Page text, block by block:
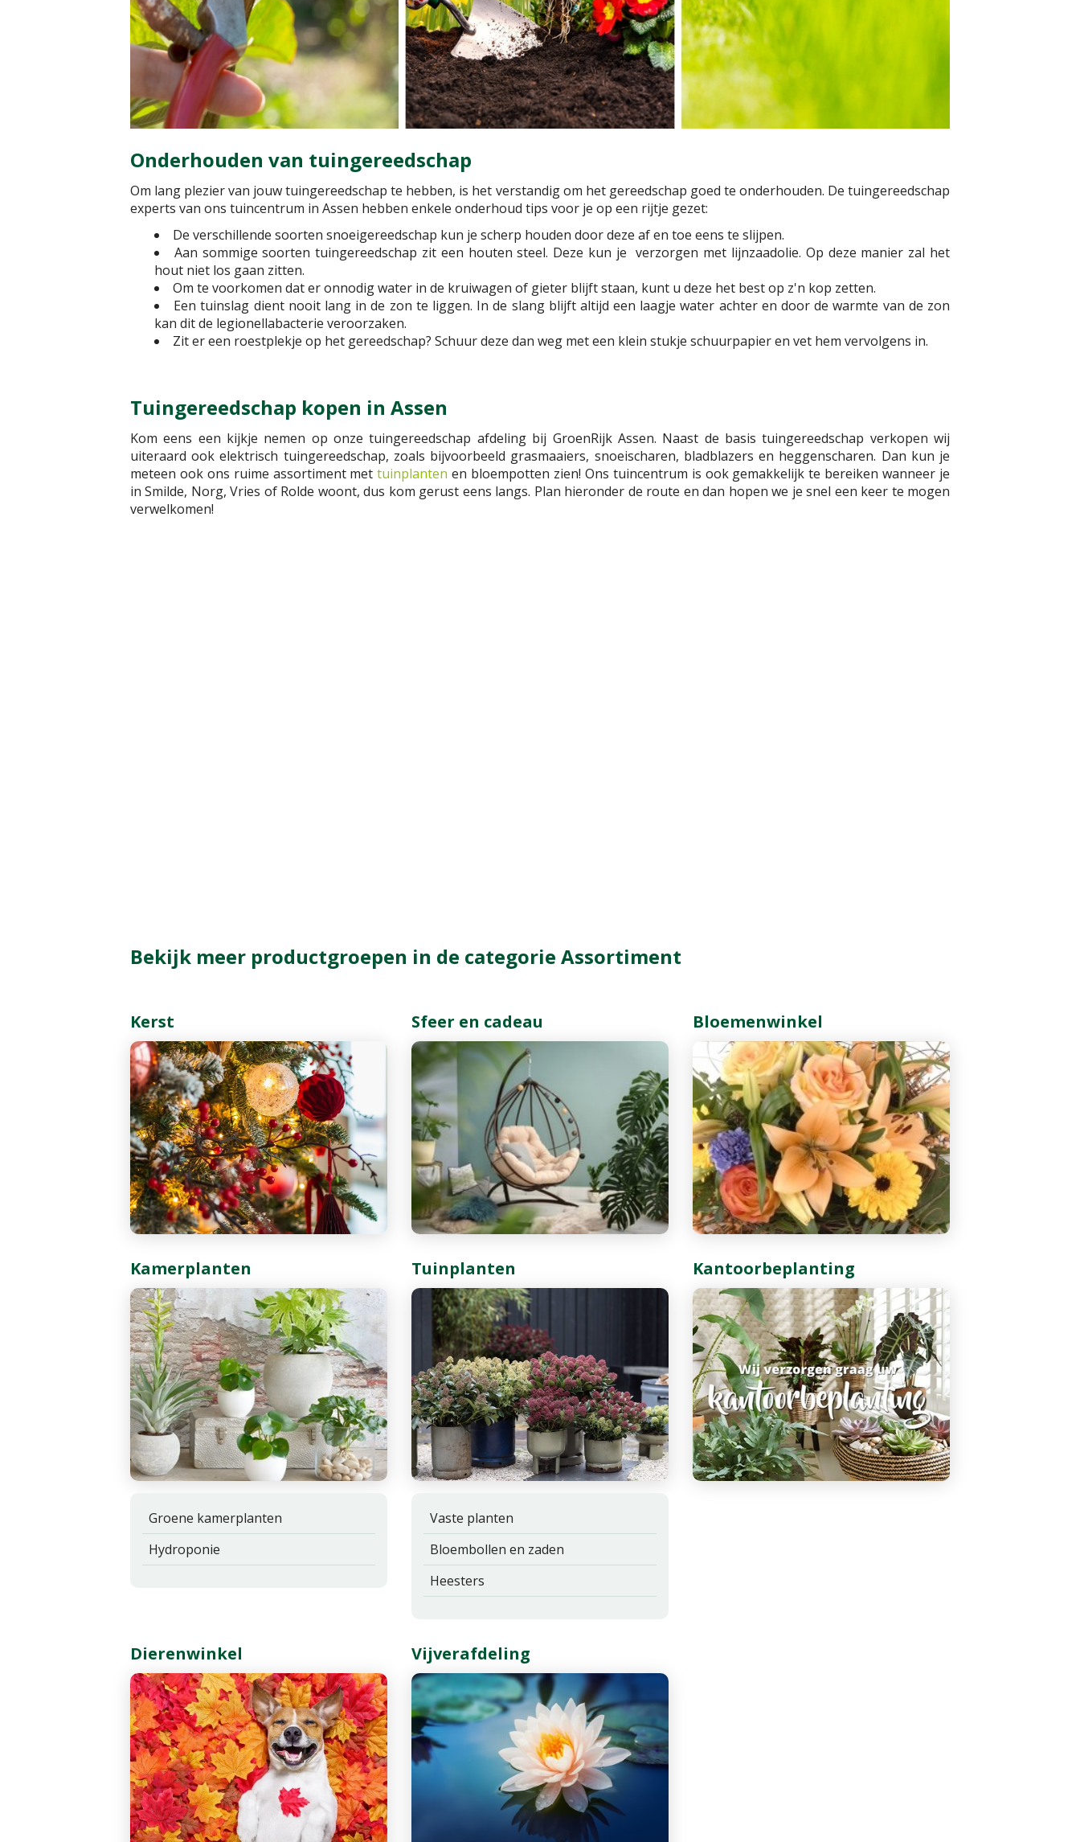
Onderhouden van tuingereedschap
Om lang plezier van jouw tuingereedschap te hebben, is het verstandig om het gereedschap goed te onderhouden. De tuingereedschap
experts van ons tuincentrum in Assen hebben enkele onderhoud tips voor je op een rijtje gezet:
De verschillende soorten snoeigereedschap kun je scherp houden door deze af en toe eens te slijpen.
Aan sommige soorten tuingereedschap zit een houten steel. Deze kun je verzorgen met lijnzaadolie. Op deze manier zal het
hout niet los gaan zitten.
Om te voorkomen dat er onnodig water in de kruiwagen of gieter blijft staan, kunt u deze het best op z'n kop zetten.
Een tuinslag dient nooit lang in de zon te liggen. In de slang blijft altijd een laagje water achter en door de warmte van de zon
kan dit de legionellabacterie veroorzaken.
Zit er een roestplekje op het gereedschap? Schuur deze dan weg met een klein stukje schuurpapier en vet hem vervolgens in.
Tuingereedschap kopen in Assen
Kom eens een kijkje nemen op onze tuingereedschap afdeling bij GroenRijk Assen. Naast de basis tuingereedschap verkopen wij
uiteraard ook elektrisch tuingereedschap, zoals bijvoorbeeld grasmaaiers, snoeischaren, bladblazers en heggenscharen. Dan kun je
meteen ook ons ruime assortiment mettuinplanten en bloempotten zien! Ons tuincentrum is ook gemakkelijk te bereiken wanneer je
in Smilde, Norg, Vries of Rolde woont, dus kom gerust eens langs. Plan hieronder de route en dan hopen we je snel een keer te mogen
verwelkomen!
Bekijk meer productgroepen in de categorie Assortiment
Kerst Sfeer en cadeau Bloemenwinkel
Kamerplanten
Groene kamerplanten
Hydroponie
Tuinplanten
Vaste planten
Bloembollen en zaden
Heesters
Kantoorbeplanting
Dierenwinkel Vijverafdeling